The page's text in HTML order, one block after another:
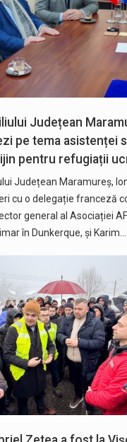
Județean
pe tema asistenței
pentru refugiații
Județean Maramureș,
cu o delegație franceză
general al Asociației
în Dunkerque, și Karim…